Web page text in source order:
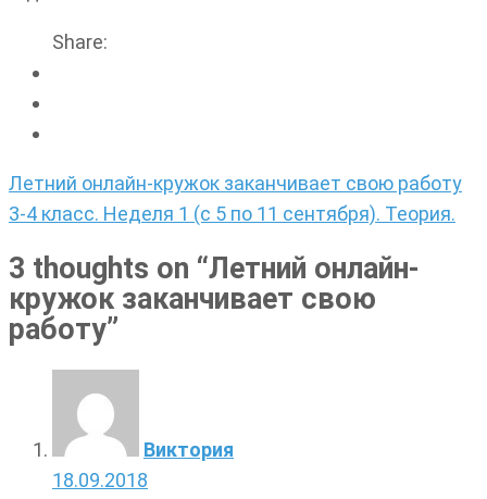
Share:
Навигация
по
Летний онлайн-кружок заканчивает свою работу
3-4 класс. Неделя 1 (с 5 по 11 сентября). Теория.
3 thoughts on “Летний онлайн-
кружок заканчивает свою
работу”
Виктория
18.09.2018